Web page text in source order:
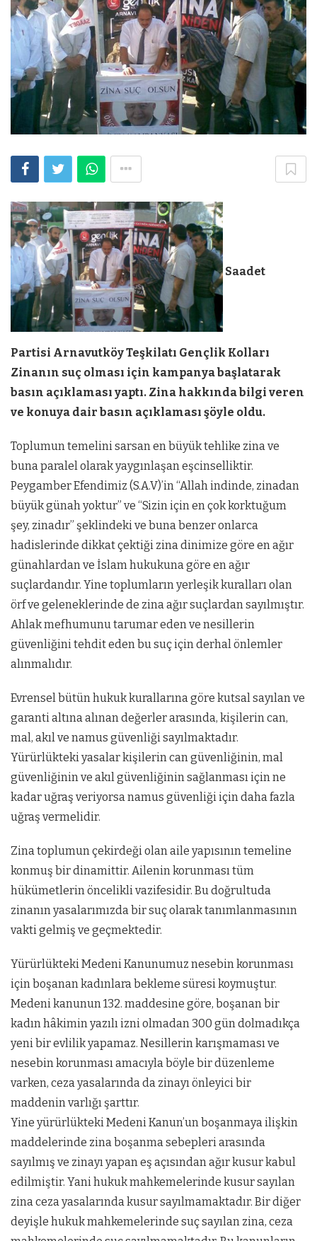
Saadet
Partisi Arnavutköy Teşkilatı Gençlik Kolları
Zinanın suç olması için kampanya başlatarak
basın açıklaması yaptı. Zina hakkında bilgi veren
ve konuya dair basın açıklaması şöyle oldu.
Toplumun temelini sarsan en büyük tehlike zina ve
buna paralel olarak yaygınlaşan eşcinselliktir.
Peygamber Efendimiz (S.A.V)’in “Allah indinde, zinadan
büyük günah yoktur” ve “Sizin için en çok korktuğum
şey, zinadır” şeklindeki ve buna benzer onlarca
hadislerinde dikkat çektiği zina dinimize göre en ağır
günahlardan ve İslam hukukuna göre en ağır
suçlardandır. Yine toplumların yerleşik kuralları olan
örf ve geleneklerinde de zina ağır suçlardan sayılmıştır.
Ahlak mefhumunu tarumar eden ve nesillerin
güvenliğini tehdit eden bu suç için derhal önlemler
alınmalıdır.
Evrensel bütün hukuk kurallarına göre kutsal sayılan ve
garanti altına alınan değerler arasında, kişilerin can,
mal, akıl ve namus güvenliği sayılmaktadır.
Yürürlükteki yasalar kişilerin can güvenliğinin, mal
güvenliğinin ve akıl güvenliğinin sağlanması için ne
kadar uğraş veriyorsa namus güvenliği için daha fazla
uğraş vermelidir.
Zina toplumun çekirdeği olan aile yapısının temeline
konmuş bir dinamittir. Ailenin korunması tüm
hükümetlerin öncelikli vazifesidir. Bu doğrultuda
zinanın yasalarımızda bir suç olarak tanımlanmasının
vakti gelmiş ve geçmektedir.
Yürürlükteki Medeni Kanunumuz nesebin korunması
için boşanan kadınlara bekleme süresi koymuştur.
Medeni kanunun 132. maddesine göre, boşanan bir
kadın hâkimin yazılı izni olmadan 300 gün dolmadıkça
yeni bir evlilik yapamaz. Nesillerin karışmaması ve
nesebin korunması amacıyla böyle bir düzenleme
varken, ceza yasalarında da zinayı önleyici bir
maddenin varlığı şarttır.
Yine yürürlükteki Medeni Kanun’un boşanmaya ilişkin
maddelerinde zina boşanma sebepleri arasında
sayılmış ve zinayı yapan eş açısından ağır kusur kabul
edilmiştir. Yani hukuk mahkemelerinde kusur sayılan
zina ceza yasalarında kusur sayılmamaktadır. Bir diğer
deyişle hukuk mahkemelerinde suç sayılan zina, ceza